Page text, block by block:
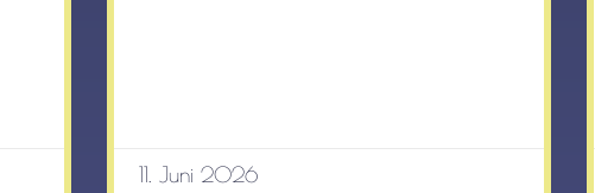
11. Juni 2026